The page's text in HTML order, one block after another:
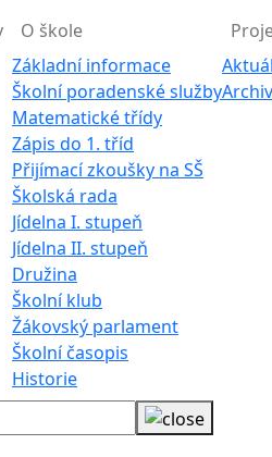
O škole
Základní informace
Školní poradenské služby
Matematické třídy
Zápis do 1. tříd
Přijímací zkoušky na SŠ
Školská rada
Jídelna I. stupeň
Jídelna II. stupeň
Družina
Školní klub
Žákovský parlament
Školní časopis
Historie